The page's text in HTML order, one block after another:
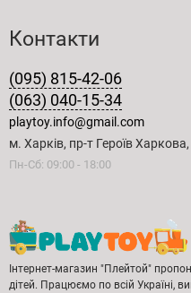
Контакти
(095) 815-42-06
(063) 040-15-34
playtoy.info@gmail.com
м. Харків, пр-т Героїв
Пн-Сб: 09:00 - 18:00
Інтернет-магазин "Плейтой"
дітей. Працюємо по всій Україні,